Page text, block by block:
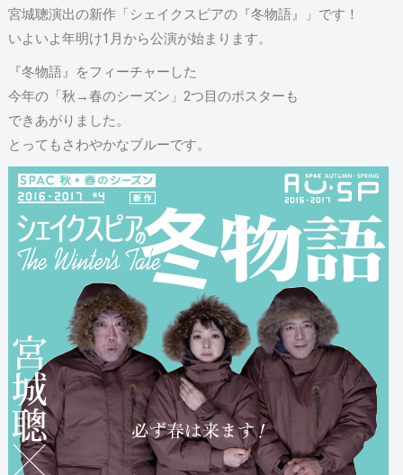
宮城聰演出の新作「シェイクスピアの『冬物語』」です！
いよいよ年明け1月から公演が始まります。
『冬物語』をフィーチャーした
今年の「秋→春のシーズン」2つ目のポスターも
できあがりました。
とってもさわやかなブルーです。